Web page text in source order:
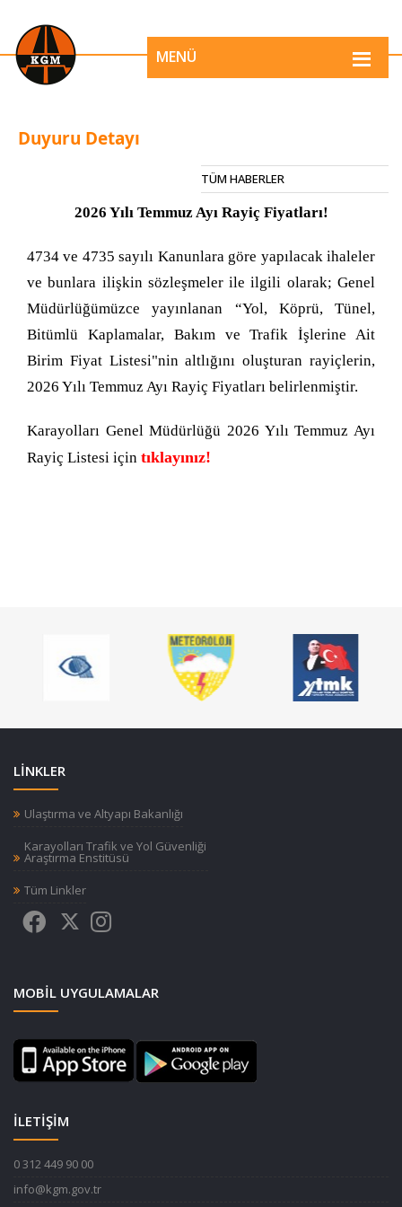
MENÜ
Duyuru Detayı
TÜM HABERLER
2026 Yılı Temmuz Ayı Rayiç Fiyatları!
4734 ve 4735 sayılı Kanunlara göre yapılacak ihaleler
ve bunlara ilişkin sözleşmeler ile ilgili olarak; Genel
Müdürlüğümüzce yayınlanan “Yol, Köprü, Tünel,
Bitümlü Kaplamalar, Bakım ve Trafik İşlerine Ait
Birim Fiyat Listesi"nin altlığını oluşturan rayiçlerin,
2026 Yılı Temmuz Ayı Rayiç Fiyatları belirlenmiştir.
Karayolları Genel Müdürlüğü 2026 Yılı Temmuz Ayı
Rayiç Listesi için tıklayınız!
LİNKLER
Ulaştırma ve Altyapı Bakanlığı
Karayolları Trafik ve Yol Güvenliği
Araştırma Enstitüsü
Tüm Linkler
MOBIL UYGULAMALAR
İLETİŞİM
0 312 449 90 00
info@kgm.gov.tr